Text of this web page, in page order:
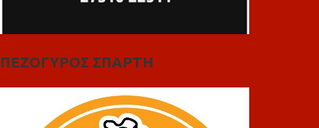
ΠΕΖΟΓΥΡΟΣ ΣΠΑΡΤΗ